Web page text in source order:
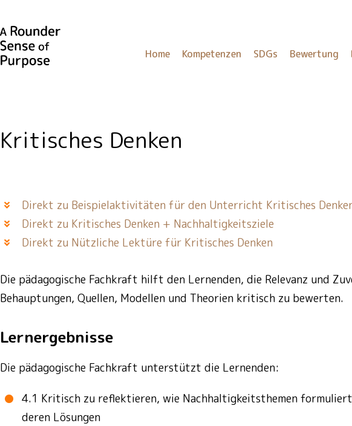
Home Kompetenzen SDGs Bewertung
Kritisches Denken
Direkt zu Beispielaktivitäten für den Unterricht Kritisches
Direkt zu Kritisches Denken + Nachhaltigkeitsziele
Direkt zu Nützliche Lektüre für Kritisches Denken
Die pädagogische Fachkraft hilft den Lernenden, die Relevanz und
Behauptungen, Quellen, Modellen und Theorien kritisch zu bewerten.
Lernergebnisse
Die pädagogische Fachkraft unterstützt die Lernenden:
4.1 Kritisch zu reflektieren, wie Nachhaltigkeitsthemen
deren Lösungen